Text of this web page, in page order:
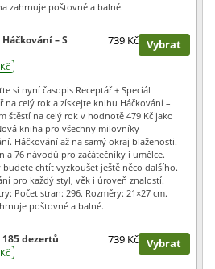
zahrnuje poštovné a balné.
– S
739 Kč Vybrat
si nyní časopis Receptář + Speciál
na celý rok a získejte knihu Háčkování –
štěstí na celý rok v hodnotě 479 Kč jako
kniha pro všechny milovníky
Háčkování až na samý okraj blaženosti.
a 76 návodů pro začátečníky i umělce.
budete chtít vyzkoušet ještě něco dalšího.
pro každý styl, věk i úroveň znalostí.
Počet stran: 296. Rozměry: 21×27 cm.
poštovné a balné.
dezertů
739 Kč Vybrat